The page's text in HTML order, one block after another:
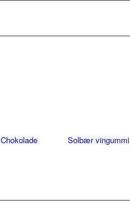
Chokolade Solbær vingummi